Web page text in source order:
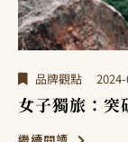
品牌觀點
女子獨旅：突